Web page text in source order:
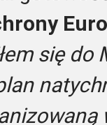
się do